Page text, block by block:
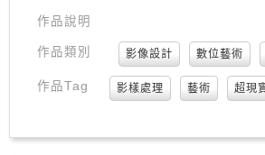
作品說明
作品類別 影像設計 數位藝術
作品Tag 影樣處理 藝術 超現